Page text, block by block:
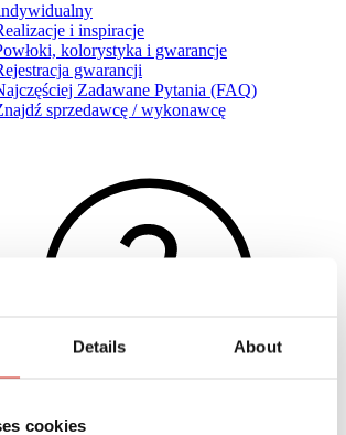
Details About
cookies
i inspiracje
kolorystyka i gwarancje
gwarancji
Zadawane Pytania (FAQ)
sprzedawcę / wykonawcę